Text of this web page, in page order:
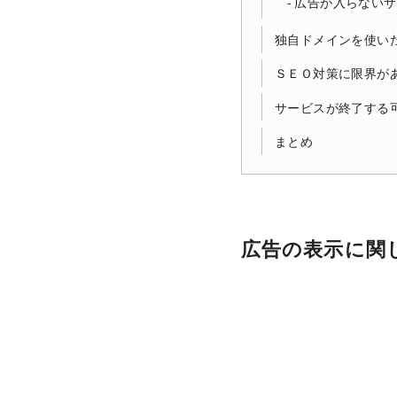
独自ドメインを使い
ＳＥＯ対策に限界が
サービスが終了する
まとめ
広告の表示に関